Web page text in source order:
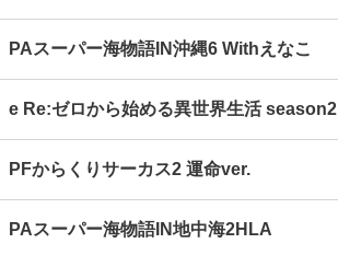
PAスーパー海物語IN沖縄6 Withえなこ
e Re:ゼロから始める異世界生活 season2
PFからくりサーカス2 運命ver.
PAスーパー海物語IN地中海2HLA